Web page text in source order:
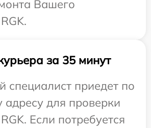
Вашего
за 35 минут
специалист приедет по
адресу для проверки
Если потребуется